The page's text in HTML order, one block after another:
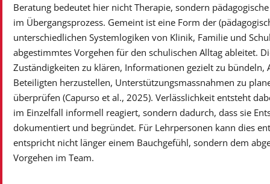
Beratung bedeutet hier nicht Therapie, sondern
im Übergangsprozess. Gemeint ist eine Form der
unterschiedlichen Systemlogiken von Klinik, Familie und
abgestimmtes Vorgehen für den schulischen Alltag ableitet.
Zuständigkeiten zu klären, Informationen gezielt zu bündeln,
Beteiligten herzustellen, Unterstützungsmassnahmen zu
überprüfen (Capurso et al., 2025). Verlässlichkeit entsteht
im Einzelfall informell reagiert, sondern dadurch, dass sie
dokumentiert und begründet. Für Lehrpersonen kann dies
entspricht nicht länger einem Bauchgefühl, sondern dem
Vorgehen im Team.